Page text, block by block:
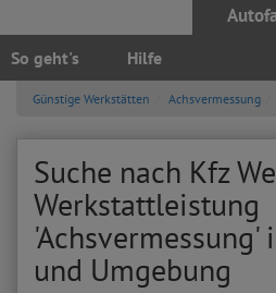
So geht's Hilfe
Günstige Werkstätten Achsvermessung
Suche nach Kfz
Werkstattleistung
'Achsvermessung'
und Umgebung